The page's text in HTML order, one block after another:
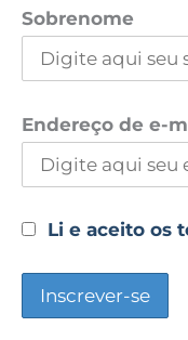
Sobrenome
Endereço de e-
Li e aceito os